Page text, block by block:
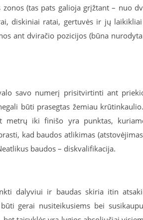
(tas pats galioja grįžtant – nuo
diskiniai ratai, gertuvės ir jų
ant dviračio pozicijos (būna
savo numerį prisitvirtinti ant
būti prasegtas žemiau
metrų iki finišo yra punktas,
kad baudos atlikimas
baudos – diskvalifikacija.
dalyviui ir baudas skiria itin
gerai nusiteikusiems bei